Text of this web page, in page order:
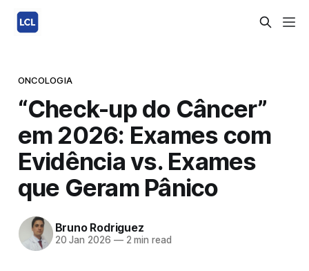
ONCOLOGIA
“Check-up do Câncer”
em 2026: Exames com
Evidência vs. Exames
que Geram Pânico
Bruno Rodriguez
20 Jan 2026 —2 min read